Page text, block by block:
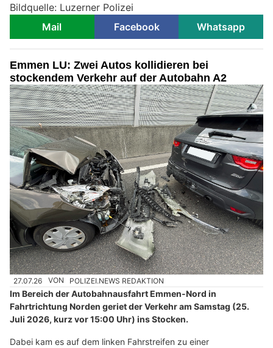
Bildquelle: Luzerner Polizei
Mail
Facebook Whatsapp
Emmen LU: Zwei Autos kollidieren bei
stockendem Verkehr auf der Autobahn A2
27.07.26 VON POLIZEI.NEWS REDAKTION
Im Bereich der Autobahnausfahrt Emmen-Nord in
Fahrtrichtung Norden geriet der Verkehr am Samstag (25.
Juli 2026, kurz vor 15:00 Uhr) ins Stocken.
Dabei kam es auf dem linken Fahrstreifen zu einer